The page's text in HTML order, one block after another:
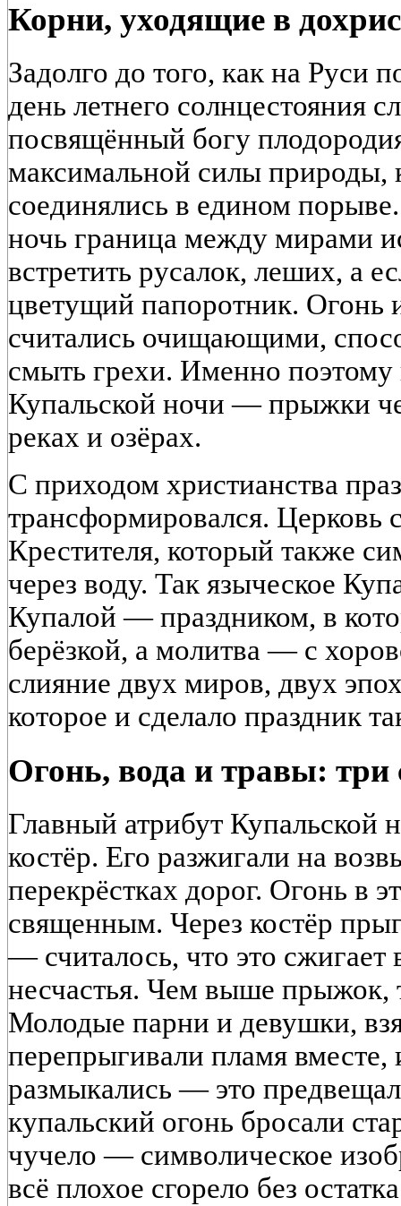
Корни, уходящие в
Задолго до того, как на Руси
день летнего солнцестояния
посвящённый богу
максимальной силы природы,
соединялись в едином
ночь граница между мирами
встретить русалок, леших, а
цветущий папоротник. Огонь
считались очищающими,
смыть грехи. Именно поэтому
Купальской ночи — прыжки
реках и озёрах.
С приходом христианства
трансформировался. Церковь
Крестителя, который также
через воду. Так языческое
Купалой — праздником, в
берёзкой, а молитва — с
слияние двух миров, двух
которое и сделало праздник
Огонь, вода и травы: три
Главный атрибут Купальской
костёр. Его разжигали на
перекрёстках дорог. Огонь в
священным. Через костёр
— считалось, что это сжигает
несчастья. Чем выше прыжок,
Молодые парни и девушки,
перепрыгивали пламя вместе,
размыкались — это
купальский огонь бросали
чучело — символическое
всё плохое сгорело без